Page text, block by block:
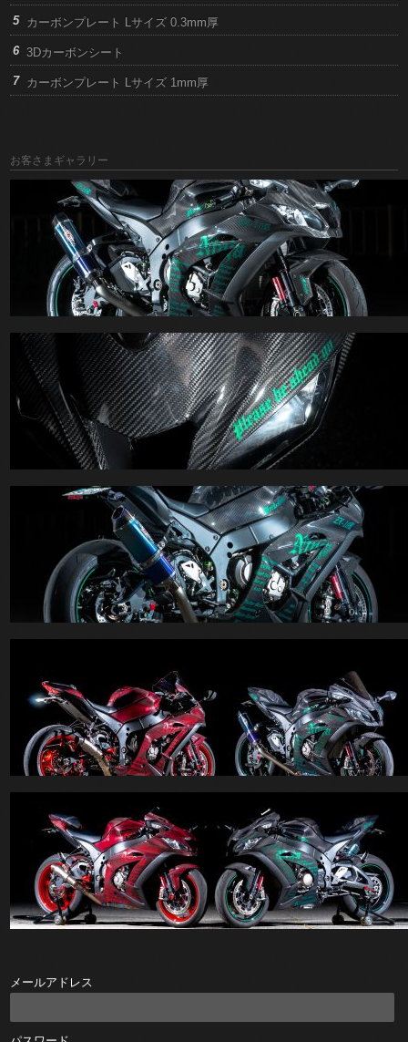
カーボンプレート Lサイズ 0.3mm厚
3Dカーボンシート
カーボンプレート Lサイズ 1mm厚
お客さまギャラリー
メールアドレス